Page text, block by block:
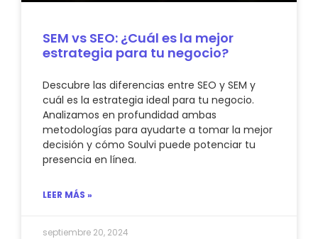
SEM vs SEO: ¿Cuál es la mejor
estrategia para tu negocio?
Descubre las diferencias entre SEO y SEM y
cuál es la estrategia ideal para tu negocio.
Analizamos en profundidad ambas
metodologías para ayudarte a tomar la mejor
decisión y cómo Soulvi puede potenciar tu
presencia en línea.
LEER MÁS »
septiembre 20, 2024